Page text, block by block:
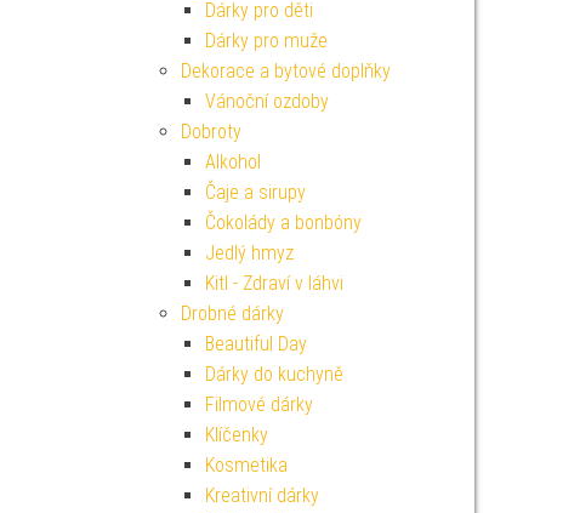
Dárky pro děti
Dárky pro muže
Dekorace a bytové doplňky
Vánoční ozdoby
Dobroty
Alkohol
Čaje a sirupy
Čokolády a bonbóny
Jedlý hmyz
Kitl - Zdraví v láhvi
Drobné dárky
Beautiful Day
Dárky do kuchyně
Filmové dárky
Klíčenky
Kosmetika
Kreativní dárky